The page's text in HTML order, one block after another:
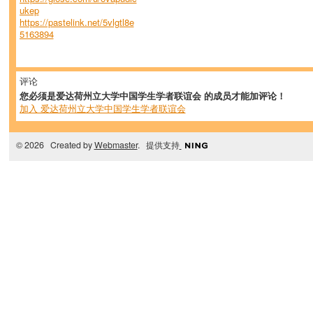
ukep
https://pastelink.net/5vlgtl8e
5163894
评论
您必须是爱达荷州立大学中国学生学者联谊会 的成员才能加评论！
加入 爱达荷州立大学中国学生学者联谊会
© 2026 Created byWebmaster. 提供支持